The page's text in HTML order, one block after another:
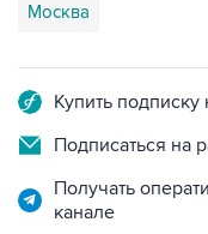
Москва
Купить
Подписаться на
Получать
канале